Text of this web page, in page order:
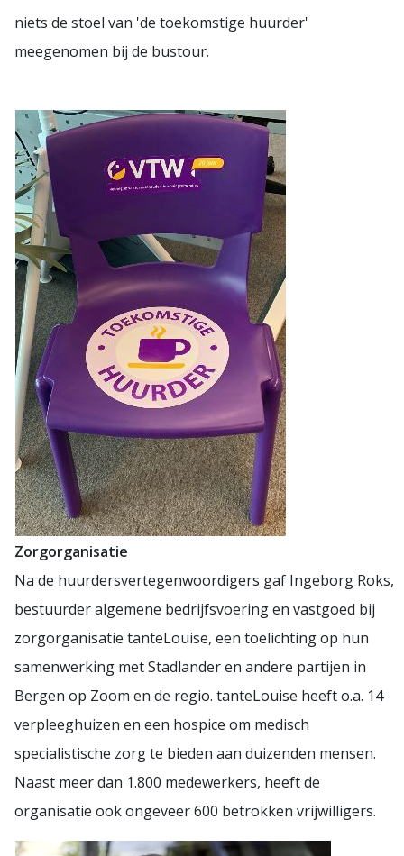
niets de stoel van 'de toekomstige huurder'
meegenomen bij de bustour.
Zorgorganisatie
Na de huurdersvertegenwoordigers gaf Ingeborg Roks,
bestuurder algemene bedrijfsvoering en vastgoed bij
zorgorganisatie tanteLouise, een toelichting op hun
samenwerking met Stadlander en andere partijen in
Bergen op Zoom en de regio. tanteLouise heeft o.a. 14
verpleeghuizen en een hospice om medisch
specialistische zorg te bieden aan duizenden mensen.
Naast meer dan 1.800 medewerkers, heeft de
organisatie ook ongeveer 600 betrokken vrijwilligers.